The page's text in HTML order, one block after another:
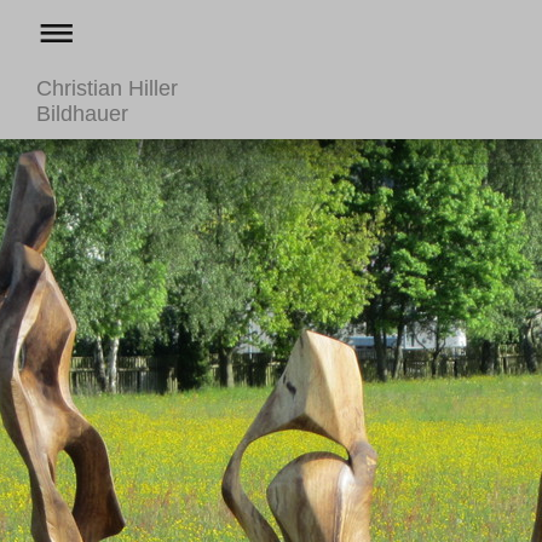
Christian Hiller
Bildhauer